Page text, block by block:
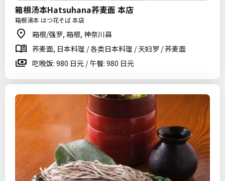
箱根汤本Hatsuhana荞麦面 本店
箱根湯本 はつ花そば 本店
箱根/强罗, 箱根, 神奈川县
荞麦面, 日本料理 / 各类日本料理 / 天妇罗 / 荞麦面
吃晚饭: 980 日元 / 午餐: 980 日元